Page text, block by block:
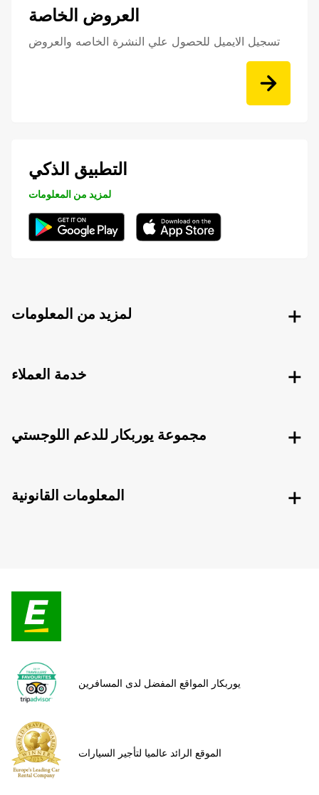
العروض الخاصة
تسجيل الايميل للحصول علي النشرة الخاصه والعروض
التطبيق الذكي
لمزيد من المعلومات
لمزيد من المعلومات
خدمة العملاء
مجموعة يوربكار للدعم اللوجستي
المعلومات القانونية
يوربكار المواقع المفضل لدى المسافرين
الموقع الرائد عالميا لتأجير السيارات